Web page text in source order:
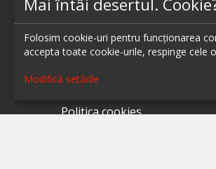
Podcast
Scrie-ne pe chat
Politica cookies
Mai întâi desertul.
Folosim cookie-uri pentru funcționarea
accepta toate cookie-urile, respinge cele
Modifică setările